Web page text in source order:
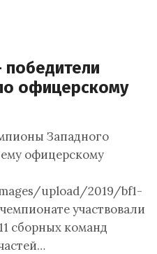
офицерскому
Западного
офицерскому
upload/2019/bf1-
участвовали
сборных команд